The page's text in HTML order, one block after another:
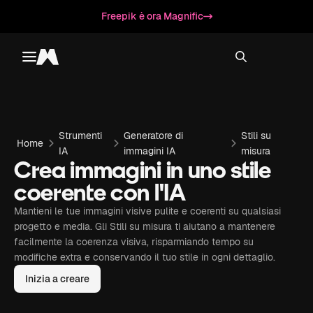
Freepik è ora Magnific
Toggle menu
Magnific
Home
Strumenti
IA
Generatore di
immagini IA
Stili su
misura
Crea immagini in uno stile
coerente con l'IA
Mantieni le tue immagini visive pulite e coerenti su qualsiasi
progetto e media. Gli Stili su misura ti aiutano a mantenere
facilmente la coerenza visiva, risparmiando tempo su
modifiche extra e conservando il tuo stile in ogni dettaglio.
Inizia a creare